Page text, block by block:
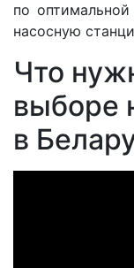
по
насосную
Что
выборе
в